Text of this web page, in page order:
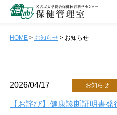
HOME > お知らせ > お知らせ
2026/04/17 お知らせ
【お詫び】健康診断証明書
健康
担当